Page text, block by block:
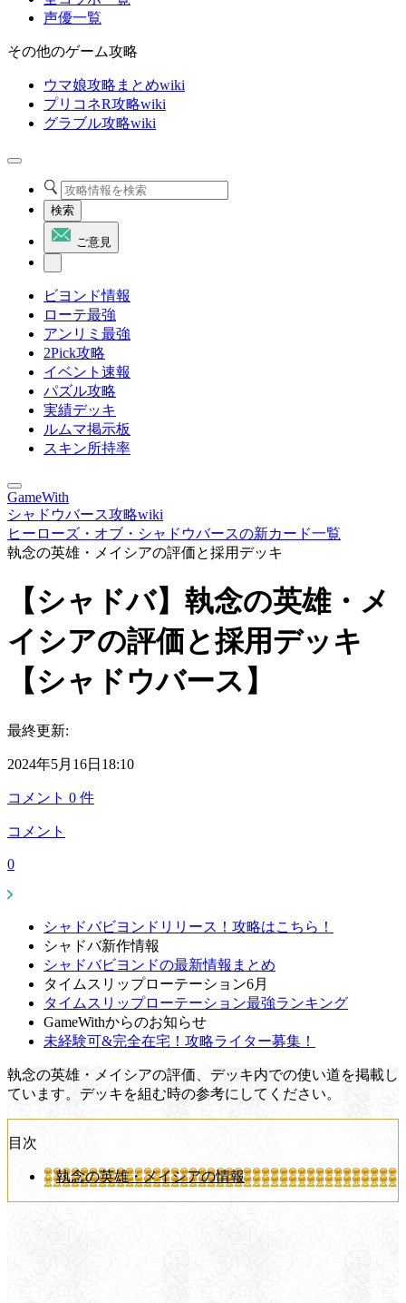
声優一覧
その他のゲーム攻略
ウマ娘攻略まとめwiki
プリコネR攻略wiki
グラブル攻略wiki
検索
ご意見
ビヨンド情報
ローテ最強
アンリミ最強
2Pick攻略
イベント速報
パズル攻略
実績デッキ
ルムマ掲示板
スキン所持率
GameWith
シャドウバース攻略wiki
ヒーローズ・オブ・シャドウバースの新カード一覧
執念の英雄・メイシアの評価と採用デッキ
【シャドバ】執念の英雄・メ
イシアの評価と採用デッキ
【シャドウバース】
最終更新:
2024年5月16日18:10
コメント 0 件
コメント
0
シャドバビヨンドリリース！攻略はこちら！
シャドバ新作情報
シャドバビヨンドの最新情報まとめ
タイムスリップローテーション6月
タイムスリップローテーション最強ランキング
GameWithからのお知らせ
未経験可&完全在宅！攻略ライター募集！
執念の英雄・メイシアの評価、デッキ内での使い道を掲載し
ています。デッキを組む時の参考にしてください。
目次
執念の英雄・メイシアの情報